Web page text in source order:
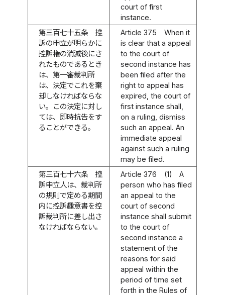
court of first
instance.
第三百七十五条
控
訴の申立が明らかに
控訴権の消滅後にさ
れたものであるとき
は、第一審裁判所
は、決定でこれを棄
却しなければならな
い。この決定に対し
ては、即時抗告をす
ることができる。
Article 375
When it
is clear that a appeal
to the court of
second instance has
been filed after the
right to appeal has
expired, the court of
first instance shall,
on a ruling, dismiss
such an appeal. An
immediate appeal
against such a ruling
may be filed.
第三百七十六条
控
訴申立人は、裁判所
の規則で定める期間
内に控訴趣意書を控
訴裁判所に差し出さ
なければならない。
Article 376 (1)
A
person who has filed
an appeal to the
court of second
instance shall submit
to the court of
second instance a
statement of the
reasons for said
appeal within the
period of time set
forth in the Rules of